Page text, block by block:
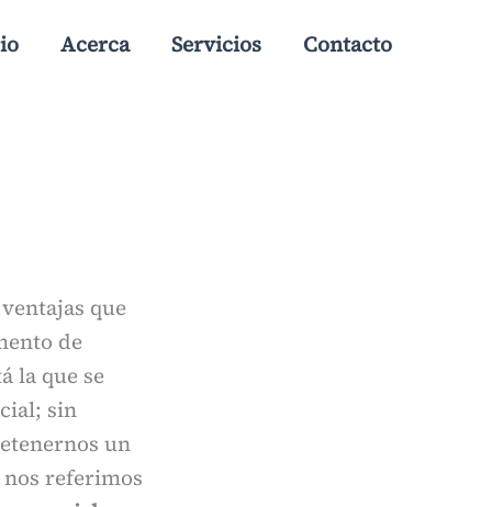
Acerca Servicios Contacto
que
de
la que se
sin
un
nos referimos